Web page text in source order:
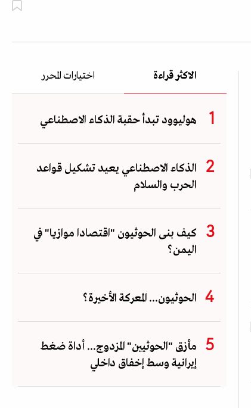
الاكثر قراءة اختيارات المحرر
هوليوود تبدأ حقبة الذكاء الاصطناعي
الذكاء الاصطناعي يعيد تشكيل قواعد
الحرب والسلام
كيف بنى الحوثيون "اقتصادا موازيا" في
اليمن؟
الحوثيون... المعركة الأخيرة؟
مأزق "الحوثيين" المزدوج... أداة ضغط
إيرانية وسط إخفاق داخلي